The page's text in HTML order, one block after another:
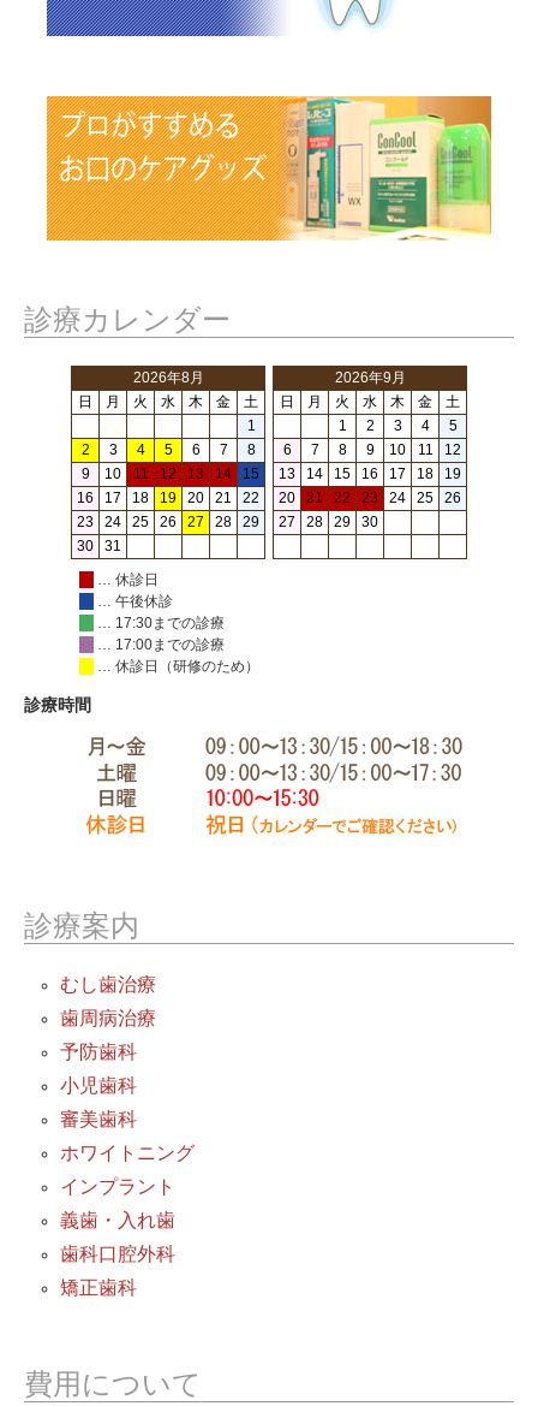
診療カレンダー
2026年8月
日
月 火 水 木 金
土
1
2
3 4 5 6 7
8
9
10 11 12 13 14
15
16
17 18 19 20 21
22
23
24 25 26 27 28
29
30
31
2026年9月
日
月 火 水 木 金
土
1
2 3 4
5
6
7 8 9 10 11
12
13
14 15 16 17 18
19
20
21 22 23 24 25
26
27
28 29 30
… 休診日
… 午後休診
… 17:30までの診療
… 17:00までの診療
… 休診日（研修のため）
診療時間
診療案内
むし歯治療
歯周病治療
予防歯科
小児歯科
審美歯科
ホワイトニング
インプラント
義歯・入れ歯
歯科口腔外科
矯正歯科
費用について